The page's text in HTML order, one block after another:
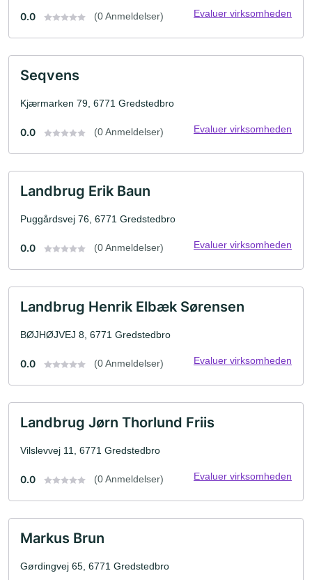
0.0 (0 Anmeldelser) Evaluer virksomheden
Seqvens
Kjærmarken 79, 6771 Gredstedbro
0.0 (0 Anmeldelser) Evaluer virksomheden
Landbrug Erik Baun
Puggårdsvej 76, 6771 Gredstedbro
0.0 (0 Anmeldelser) Evaluer virksomheden
Landbrug Henrik Elbæk Sørensen
BØJHØJVEJ 8, 6771 Gredstedbro
0.0 (0 Anmeldelser) Evaluer virksomheden
Landbrug Jørn Thorlund Friis
Vilslevvej 11, 6771 Gredstedbro
0.0 (0 Anmeldelser) Evaluer virksomheden
Markus Brun
Gørdingvej 65, 6771 Gredstedbro